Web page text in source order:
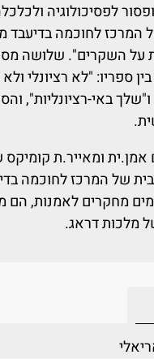
לפסיכולוגיה
המרכז לחוכמה
על השקרים". שלושה
בין ספריו: "לא רציונלי
באי-רציונליות",
ומאייר.ת
של המרכז לחוכמה
מחקרים לאמנות, הם
מלכות דראג.